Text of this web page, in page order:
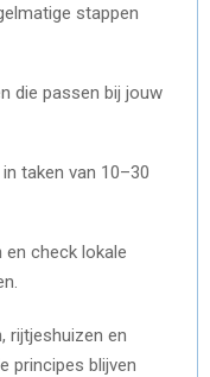
stappen
die passen bij jouw
taken van 10–30
en check lokale
rijtjeshuizen en
principes blijven